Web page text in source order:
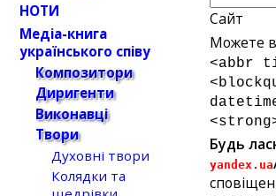
Сайт
Можете
<abbr
Будь
yandex.ua
НОТИ
Медіа-книга
українського співу
Композитори
Диригенти
Виконавці
Твори
Духовні твори
Колядки та